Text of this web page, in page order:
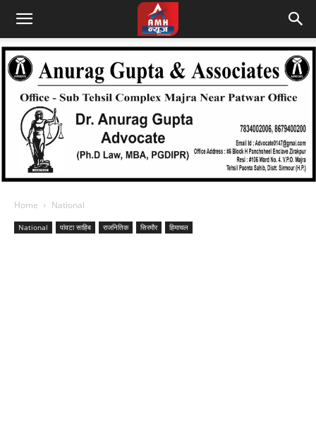
Home National
National पांवटा साहिब राजनितिक सिरमौर हिमाचल